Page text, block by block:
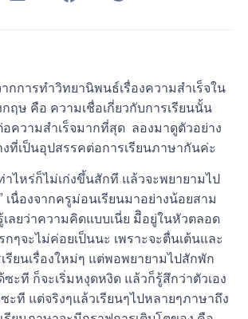
กการทำวิทยานิพนธ์เรื่องความสำเร็จใน
กฤษ คือ ความเชื่อเกี่ยวกับการเรียนนั้น
อความสำเร็จมากที่สุด ลองมาดูตัวอย่าง
งที่เป็นอุปสรรคต่อการเรียนภาษากันค่ะ
าไหร่ก็ไม่เก่งขึ้นสักที แล้วจะพยายามไป
เนื่องจากครูม่อนเรียนมาอย่างน้อยสาม
ลยว่าความคิดแบบเนี่ย มีิอยู่ในหัวตลอด
กๆจะไม่ค่อยเป็นนะ เพราะจะตื่นเต้นและ
รียนเรื่องใหม่ๆ แต่พอพยายามไปสักพัก
ซะที ก็จะเริ่มหงุดหงิด แล้วก็รู้สึกว่าตัวเอง
ะที แต่จริงๆแล้วเรียนๆไปหลายๆภาษาถึง